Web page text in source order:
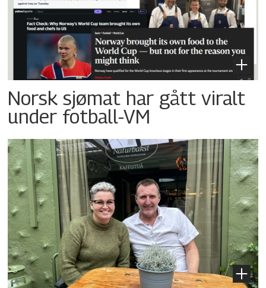
Norsk sjømat har gått viralt
under fotball-VM